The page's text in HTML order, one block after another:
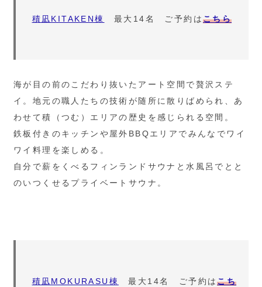
積凪KITAKEN棟 最大14名 ご予約はこちら
海が目の前のこだわり抜いたアート空間で贅沢ステ
イ。地元の職人たちの技術が随所に散りばめられ、あ
わせて積（つむ）エリアの歴史を感じられる空間。
鉄板付きのキッチンや屋外BBQエリアでみんなでワイ
ワイ料理を楽しめる。
自分で薪をくべるフィンランドサウナと水風呂でとと
のいつくせるプライベートサウナ。
積凪MOKURASU棟 最大14名 ご予約はこち